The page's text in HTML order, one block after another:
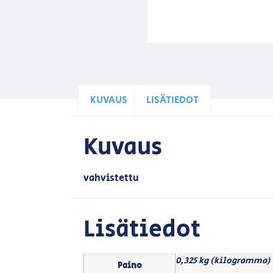
KUVAUS LISÄTIEDOT
Kuvaus
vahvistettu
Lisätiedot
Paino 0,325 kg (kilogramma)